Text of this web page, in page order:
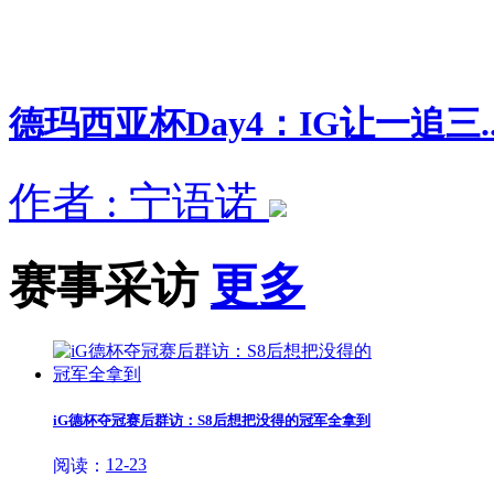
德玛西亚杯Day4：IG让一追三
作者 : 宁语诺
赛事采访 更多
iG德杯夺冠赛后群访：S8后想把没得的冠军全拿到
阅读： 12-23